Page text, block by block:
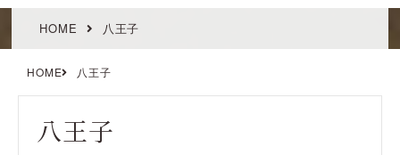
HOME 八王子
HOME 八王子
八王子